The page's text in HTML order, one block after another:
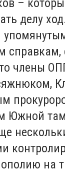
–
делу
справкам,
члены
Южной
на